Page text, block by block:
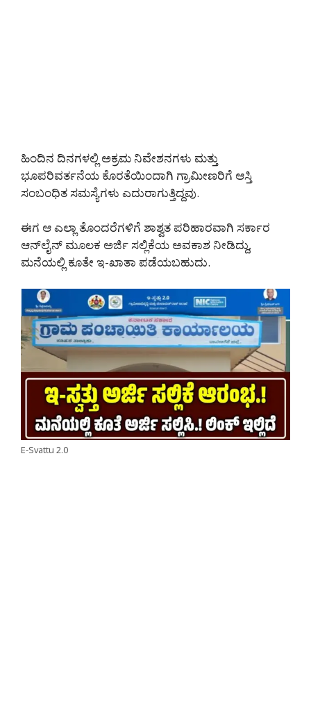
ಹಿಂದಿನ ದಿನಗಳಲ್ಲಿ ಅಕ್ರಮ ನಿವೇಶನಗಳು ಮತ್ತು
ಭೂಪರಿವರ್ತನೆಯ ಕೊರತೆಯಿಂದಾಗಿ ಗ್ರಾಮೀಣರಿಗೆ ಆಸ್ತಿ
ಸಂಬಂಧಿತ ಸಮಸ್ಯೆಗಳು ಎದುರಾಗುತ್ತಿದ್ದವು.
ಈಗ ಆ ಎಲ್ಲಾ ತೊಂದರೆಗಳಿಗೆ ಶಾಶ್ವತ ಪರಿಹಾರವಾಗಿ ಸರ್ಕಾರ
ಆನ್‌ಲೈನ್ ಮೂಲಕ ಅರ್ಜಿ ಸಲ್ಲಿಕೆಯ ಅವಕಾಶ ನೀಡಿದ್ದು,
ಮನೆಯಲ್ಲಿ ಕೂತೇ ಇ-ಖಾತಾ ಪಡೆಯಬಹುದು.
E-Svattu 2.0